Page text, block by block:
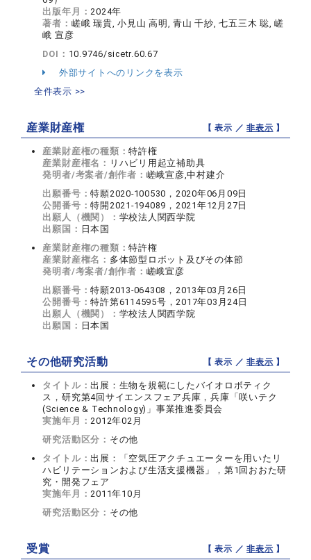
出版年月：2024年
著者： 嵯峨 瑞貴, 小見山 高明, 青山 千紗, 七五三木 聡, 嵯
峨 宣彦
DOI： 10.9746/sicetr.60.67
外部サイトへのリンクを表示
全件表示 >>
産業財産権 【 表示 ／非表示 】
産業財産権の種類：特許権
産業財産権名： リハビリ用起立補助具
発明者/考案者/創作者： 嵯峨宣彦,中村建介
出願番号：特願2020-100530，2020年06月09日
公開番号：特開2021-194089，2021年12月27日
出願人（機関）： 学校法人関西学院
出願国： 日本国
産業財産権の種類：特許権
産業財産権名： 多体節型ロボット及びその体節
発明者/考案者/創作者： 嵯峨宣彦
出願番号：特願2013-064308，2013年03月26日
公開番号：特許第6114595号，2017年03月24日
出願人（機関）： 学校法人関西学院
出願国： 日本国
その他研究活動 【 表示 ／非表示 】
タイトル：出展：生物を規範にしたバイオロボティク
ス，研究第4回サイエンスフェア兵庫，兵庫「咲いテク
(Science & Technology)」事業推進委員会
実施年月：2012年02月
研究活動区分： その他
タイトル：出展：「空気圧アクチュエーターを用いたリ
ハビリテーションおよび生活支援機器」，第1回おおた研
究・開発フェア
実施年月：2011年10月
研究活動区分： その他
受賞 【 表示 ／非表示 】